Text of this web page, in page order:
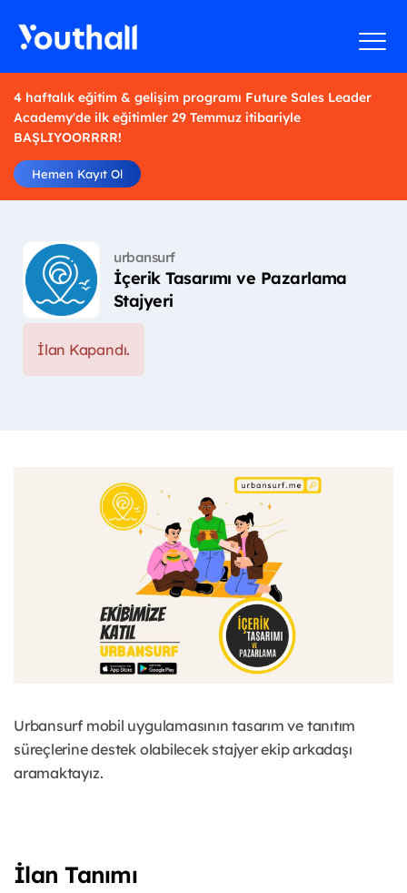
4 haftalık eğitim & gelişim programı Future Sales Leader
Academy'de ilk eğitimler 29 Temmuz itibariyle
BAŞLIYOORRRR!
Hemen Kayıt Ol
urbansurf
İçerik Tasarımı ve Pazarlama
Stajyeri
İlan Kapandı.
Urbansurf mobil uygulamasının tasarım ve tanıtım
süreçlerine destek olabilecek stajyer ekip arkadaşı
aramaktayız.
İlan Tanımı